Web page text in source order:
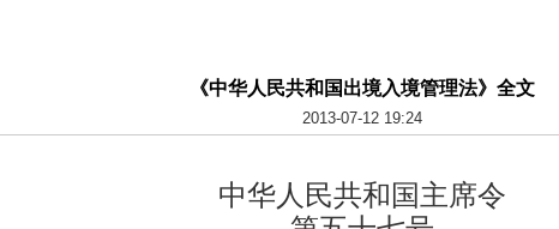
《中华人民共和国出境入境管理法》全文
2013-07-12 19:24
中华人民共和国主席令